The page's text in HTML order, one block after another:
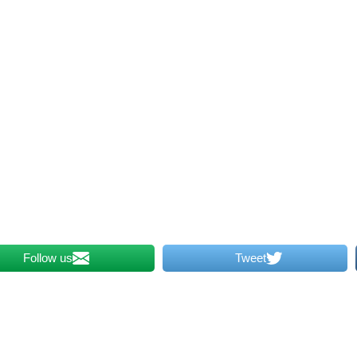
Tweet
Follow us